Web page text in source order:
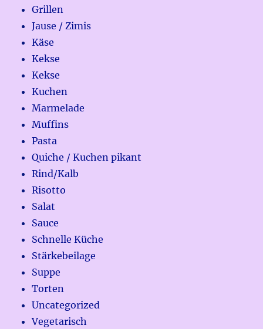
Grillen
Jause / Zimis
Käse
Kekse
Kekse
Kuchen
Marmelade
Muffins
Pasta
Quiche / Kuchen pikant
Rind/Kalb
Risotto
Salat
Sauce
Schnelle Küche
Stärkebeilage
Suppe
Torten
Uncategorized
Vegetarisch